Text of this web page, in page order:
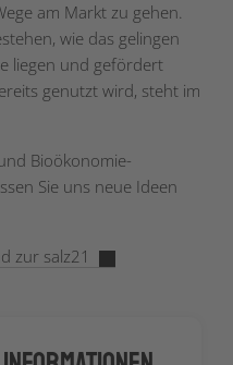
am Markt zu gehen.
wie das gelingen
liegen und gefördert
genutzt wird, steht im
Bioökonomie-
Sie uns neue Ideen
zur salz21